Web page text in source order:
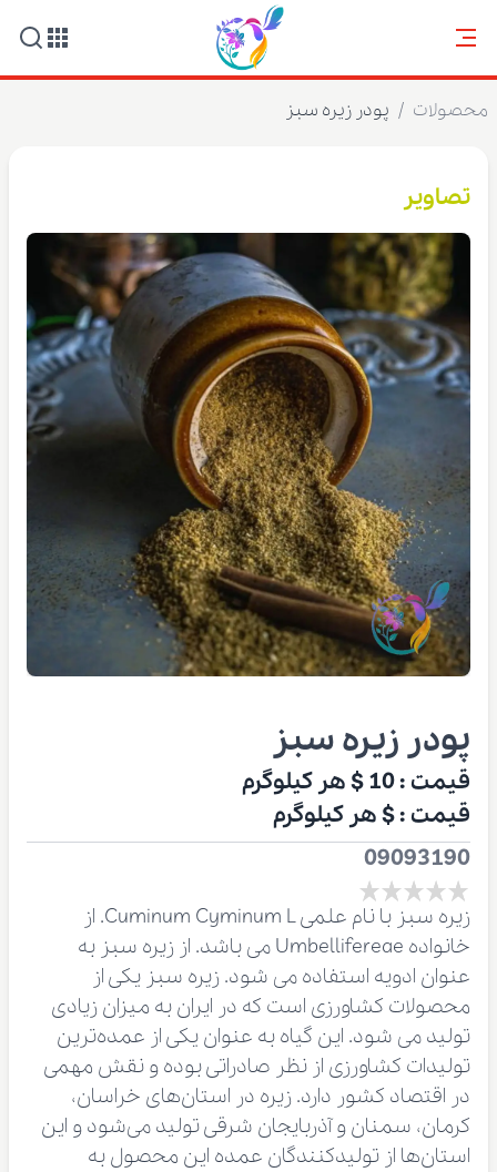
محصولات / پودر زیره سبز
تصاویر
پودر زیره سبز
قیمت :
هر کیلوگرم
قیمت :$هر کیلوگرم
09093190
زیره سبز با نام علمی Cuminum Cyminum L. از
خانواده Umbellifereae می باشد. از زیره سبز به
عنوان ادویه استفاده می شود. زیره سبز یکی از
محصولات کشاورزی است که در ایران به میزان زیادی
تولید می شود. این گیاه به عنوان یکی از عمده‌ترین
تولیدات کشاورزی از نظر صادراتی بوده و نقش مهمی
در اقتصاد کشور دارد. زیره در استان‌های خراسان،
کرمان، سمنان و آذربایجان شرقی تولید می‌شود و این
استان‌ها از تولیدکنندگان عمده این محصول به